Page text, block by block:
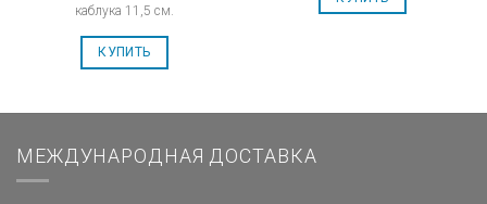
каблука 11,5 см.
КУПИТЬ
МЕЖДУНАРОДНАЯ ДОСТАВКА